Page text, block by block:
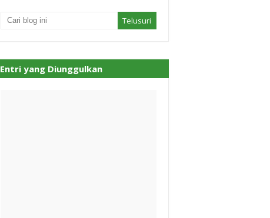
Entri yang Diunggulkan